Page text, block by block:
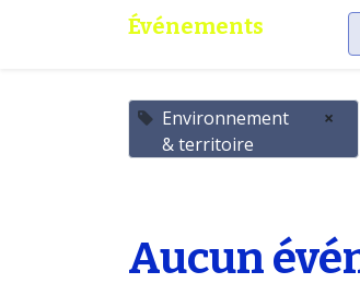
Événements
Environnement
& territoire
×
Aucun